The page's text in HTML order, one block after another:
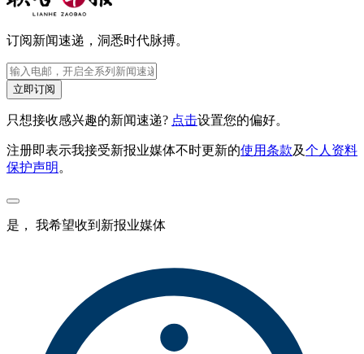
订阅新闻速递，洞悉时代脉搏。
立即订阅
只想接收感兴趣的新闻速递? 点击设置您的偏好。
注册即表示我接受新报业媒体不时更新的使用条款及个人资料
保护声明 。
是， 我希望收到新报业媒体